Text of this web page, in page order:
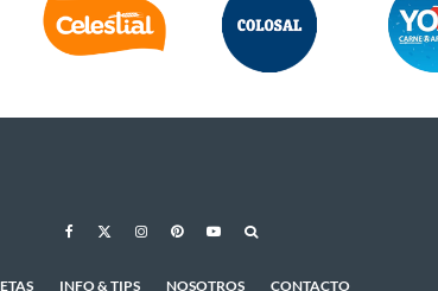
INFO & TIPS NOSOTROS CONTACTO